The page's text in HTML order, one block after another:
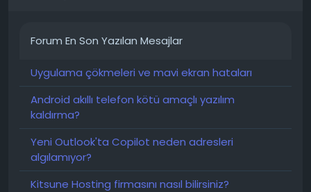
Forum En Son Yazılan Mesajlar
Uygulama çökmeleri ve mavi ekran hataları
Android akıllı telefon kötü amaçlı yazılım
kaldırma?
Yeni Outlook'ta Copilot neden adresleri
algılamıyor?
Kitsune Hosting firmasını nasıl bilirsiniz?